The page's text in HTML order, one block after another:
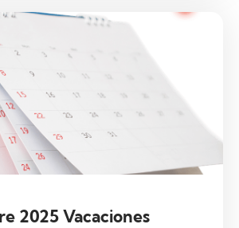
2025 Vacaciones